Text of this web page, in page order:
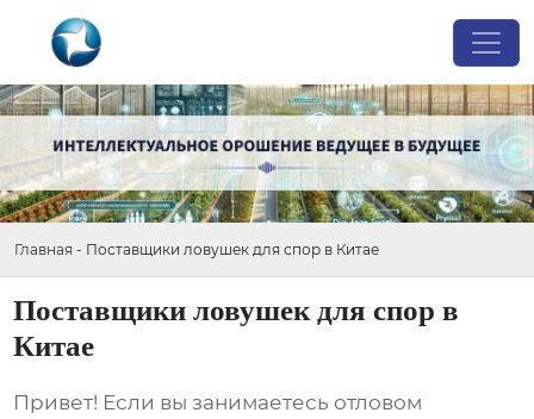
Главная - Поставщики ловушек для спор в Китае
Поставщики ловушек для спор в
Китае
Привет! Если вы занимаетесь отловом